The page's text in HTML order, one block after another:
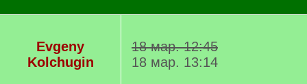
Evgeny
Kolchugin
18 мар. 12:45
18 мар. 13:14